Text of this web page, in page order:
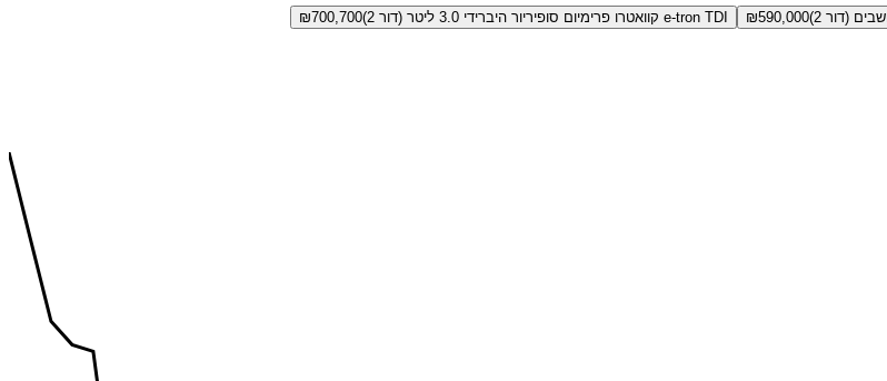
₪590,000 e-tron TDI קוואטרו פרימיום סופיריור היברידי 3.0 ליטר (דור 2) ₪700,700